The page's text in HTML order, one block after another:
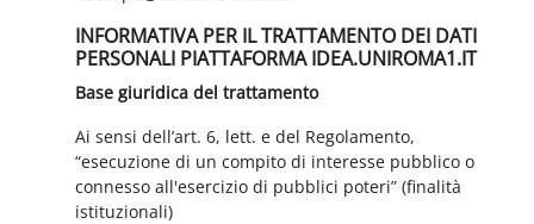
INFORMATIVA PER IL TRATTAMENTO DEI DATI
PERSONALI PIATTAFORMA IDEA.UNIROMA1.IT
Base giuridica del trattamento
Ai sensi dell’art. 6, lett. e del Regolamento,
“esecuzione di un compito di interesse pubblico o
connesso all'esercizio di pubblici poteri” (finalità
istituzionali)